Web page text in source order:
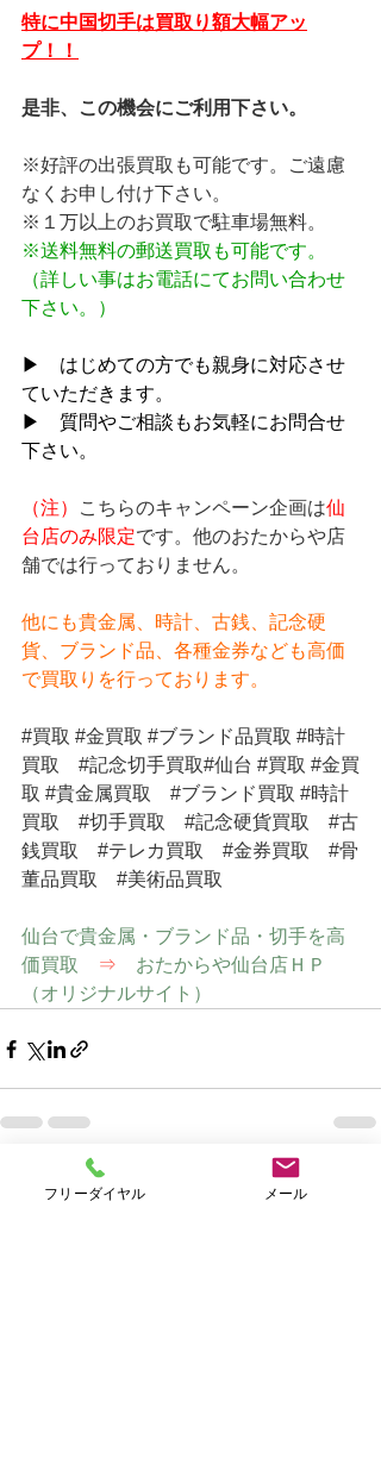
特に中国切手は買取り額大幅アッ
プ！！
是非、この機会にご利用下さい。
※好評の出張買取も可能です。ご遠慮
なくお申し付け下さい。
※１万以上のお買取で駐車場無料。
※送料無料の郵送買取も可能です。
（詳しい事はお電話にてお問い合わせ
下さい。）
▶　はじめての方でも親身に対応させ
ていただきます。
▶　質問やご相談もお気軽にお問合せ
下さい。
（注） こちらのキャンペーン企画は仙
台店のみ限定です。他のおたからや店
舗では行っておりません。
他にも貴金属、時計、古銭、記念硬
貨、ブランド品、各種金券なども高価
で買取りを行っております。
#買取 #金買取 #ブランド品買取 #時計
買取
#記念切手買取#仙台 #買取 #金買
取 #貴金属買取 #ブランド買取 #時計
買取
#切手買取 #記念硬貨買取
#古
銭買取
#テレカ買取 #金券買取
#骨
董品買取
#美術品買取
仙台で貴金属・ブランド品・切手を高
価買取
⇒ おたからや仙台店ＨＰ
（オリジナルサイト）
最新記事 すべて表示
フリーダイヤル メール